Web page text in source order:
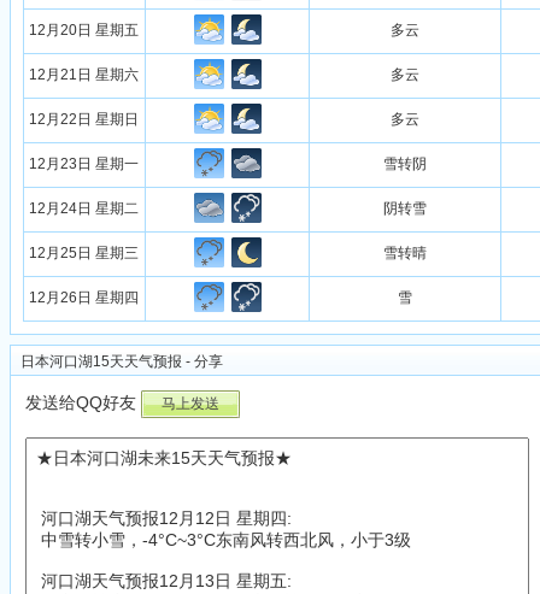
12月20日 星期五 多云
12月21日 星期六 多云
12月22日 星期日 多云
12月23日 星期一 雪转阴
12月24日 星期二 阴转雪
12月25日 星期三 雪转晴
12月26日 星期四 雪
日本河口湖15天天气预报 - 分享
发送给QQ好友